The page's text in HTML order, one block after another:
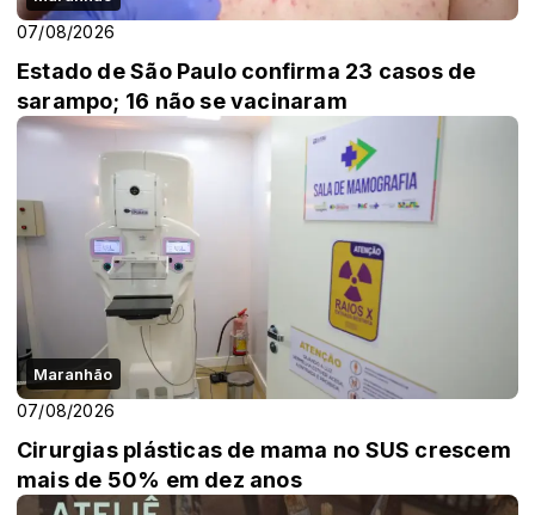
07/08/2026
Estado de São Paulo confirma 23 casos de
sarampo; 16 não se vacinaram
Maranhão
07/08/2026
Cirurgias plásticas de mama no SUS crescem
mais de 50% em dez anos